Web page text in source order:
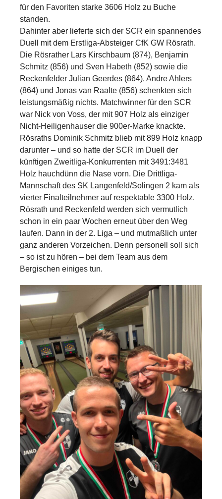
für den Favoriten starke 3606 Holz zu Buche
standen.
Dahinter aber lieferte sich der SCR ein spannendes
Duell mit dem Erstliga-Absteiger CfK GW Rösrath.
Die Rösrather Lars Kirschbaum (874), Benjamin
Schmitz (856) und Sven Habeth (852) sowie die
Reckenfelder Julian Geerdes (864), Andre Ahlers
(864) und Jonas van Raalte (856) schenkten sich
leistungsmäßig nichts. Matchwinner für den SCR
war Nick von Voss, der mit 907 Holz als einziger
Nicht-Heiligenhauser die 900er-Marke knackte.
Rösraths Dominik Schmitz blieb mit 899 Holz knapp
darunter – und so hatte der SCR im Duell der
künftigen Zweitliga-Konkurrenten mit 3491:3481
Holz hauchdünn die Nase vorn. Die Drittliga-
Mannschaft des SK Langenfeld/Solingen 2 kam als
vierter Finalteilnehmer auf respektable 3300 Holz.
Rösrath und Reckenfeld werden sich vermutlich
schon in ein paar Wochen erneut über den Weg
laufen. Dann in der 2. Liga – und mutmaßlich unter
ganz anderen Vorzeichen. Denn personell soll sich
– so ist zu hören – bei dem Team aus dem
Bergischen einiges tun.